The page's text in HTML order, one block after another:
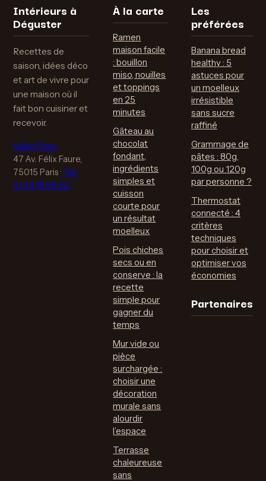
Intérieurs à
Déguster
Recettes de
saison, idées déco
et art de vivre pour
une maison où il
fait bon cuisiner et
recevoir.
taårtt Paris
47 Av. Félix Faure,
75015 Paris · Tél :
01 44 18 96 52
À la carte
Ramen
maison facile
: bouillon
miso, nouilles
et toppings
en 25
minutes
Gâteau au
chocolat
fondant,
ingrédients
simples et
cuisson
courte pour
un résultat
moelleux
Pois chiches
secs ou en
conserve : la
recette
simple pour
gagner du
temps
Mur vide ou
pièce
surchargée :
choisir une
décoration
murale sans
alourdir
l’espace
Terrasse
chaleureuse
sans
Les
préférées
Banana bread
healthy : 5
astuces pour
un moelleux
irrésistible
sans sucre
raffiné
Grammage de
pâtes : 80g,
100g ou 120g
par personne ?
Thermostat
connecté : 4
critères
techniques
pour choisir et
optimiser vos
économies
Partenaires